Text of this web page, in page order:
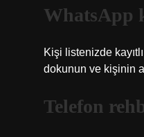
WhatsApp
Kişi listenizde
dokunun ve kişinin
Telefon